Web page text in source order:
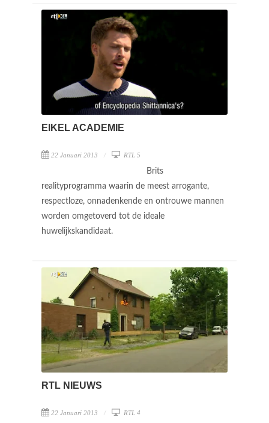
EIKEL ACADEMIE
22 Januari 2013 RTL 5
Brits
realityprogramma waarin de meest arrogante,
respectloze, onnadenkende en ontrouwe mannen
worden omgetoverd tot de ideale
huwelijkskandidaat.
RTL NIEUWS
22 Januari 2013 RTL 4